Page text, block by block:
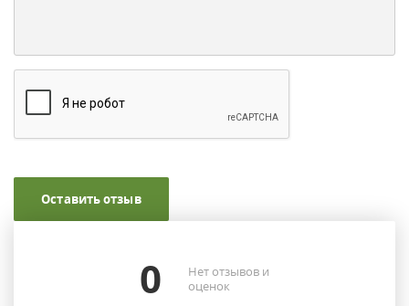
Оставить отзыв
0
Нет отзывов и
оценок